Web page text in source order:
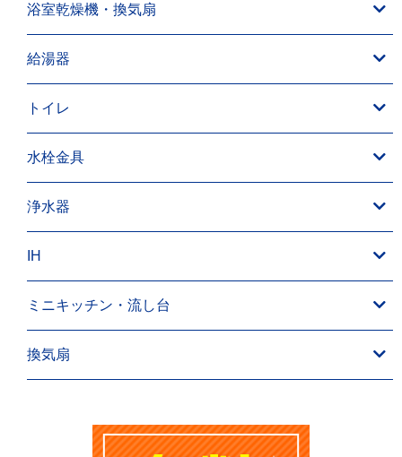
浴室乾燥機・換気扇
給湯器
トイレ
水栓金具
浄水器
IH
ミニキッチン・流し台
換気扇